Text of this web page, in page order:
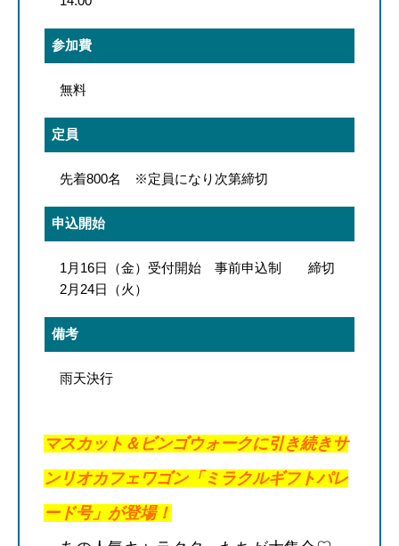
参加費
無料
定員
先着800名 ※定員になり次第締切
申込開始
1月16日（金）受付開始 事前申込制 締切
2月24日（火）
備考
雨天決行
マスカット＆ビンゴウォークに引き続きサ
ンリオカフェワゴン「ミラクルギフトパレ
ード号」が登場！